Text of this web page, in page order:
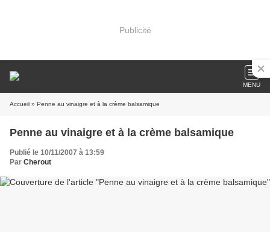
Publicité
MENU
Accueil » Penne au vinaigre et à la crème balsamique
Penne au vinaigre et à la crème balsamique
Publié le 10/11/2007 à 13:59
Par Cherout